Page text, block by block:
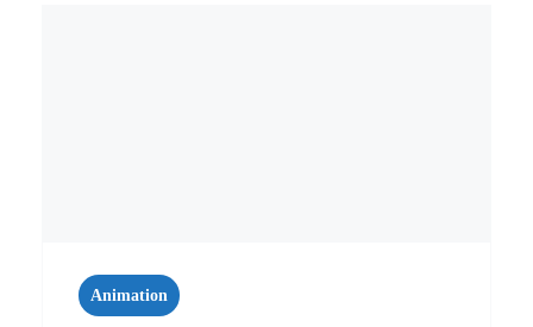
Animation